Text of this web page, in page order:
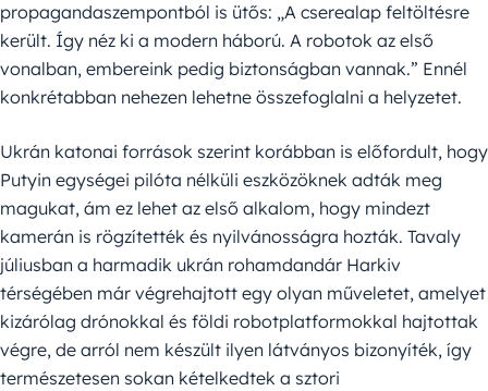
propagandaszempontból is ütős: „A cserealap feltöltésre
került. Így néz ki a modern háború. A robotok az első
vonalban, embereink pedig biztonságban vannak.” Ennél
konkrétabban nehezen lehetne összefoglalni a helyzetet.
Ukrán katonai források szerint korábban is előfordult, hogy
Putyin egységei pilóta nélküli eszközöknek adták meg
magukat, ám ez lehet az első alkalom, hogy mindezt
kamerán is rögzítették és nyilvánosságra hozták. Tavaly
júliusban a harmadik ukrán rohamdandár Harkiv
térségében már végrehajtott egy olyan műveletet, amelyet
kizárólag drónokkal és földi robotplatformokkal hajtottak
végre, de arról nem készült ilyen látványos bizonyíték, így
természetesen sokan kételkedtek a sztori